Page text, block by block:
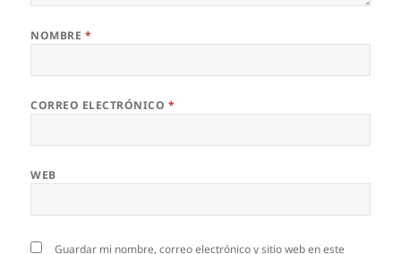
NOMBRE *
CORREO ELECTRÓNICO *
WEB
Guardar mi nombre, correo electrónico y sitio web en este